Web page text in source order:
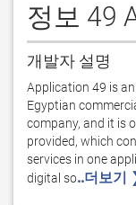
정보 49
개발자 설명
Application 49 is
Egyptian
company, and it is
provided, which
services in one
digital so..더보기